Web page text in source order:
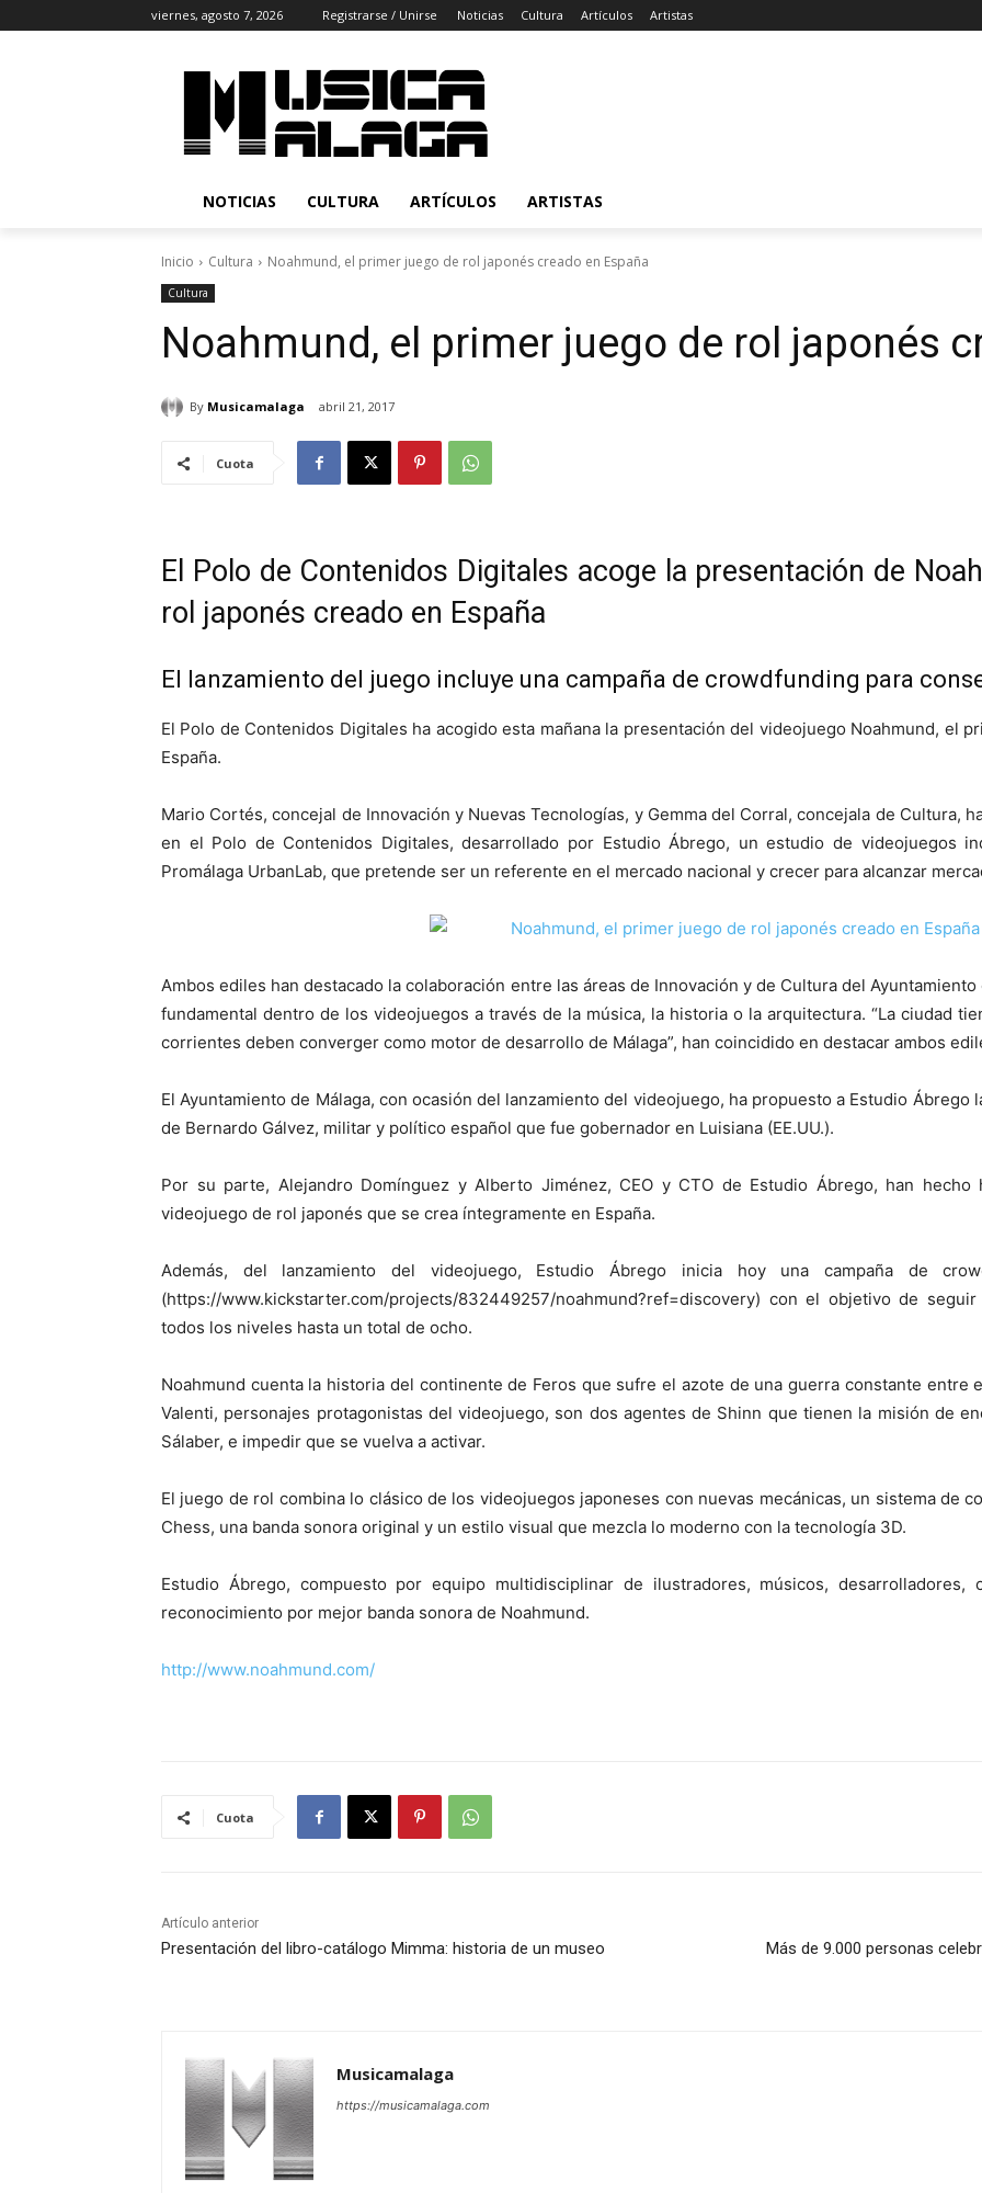
viernes, agosto 7, 2026 Registrarse / Unirse Noticias Cultura Artículos Artistas
NOTICIAS CULTURA ARTÍCULOS ARTISTAS
Inicio Cultura Noahmund, el primer juego de rol japonés creado en España
Cultura
Noahmund, el primer juego de rol japonés
By Musicamalaga abril 21, 2017
Cuota
El Polo de Contenidos Digitales acoge la presentación de
rol japonés creado en España
El lanzamiento del juego incluye una campaña de crowdfunding para
El Polo de Contenidos Digitales ha acogido esta mañana la presentación del videojuego Noahmund, el
España.
Mario Cortés, concejal de Innovación y Nuevas Tecnologías, y Gemma del Corral, concejala de Cultura,
en el Polo de Contenidos Digitales, desarrollado por Estudio Ábrego, un estudio de videojuegos
Promálaga UrbanLab, que pretende ser un referente en el mercado nacional y crecer para alcanzar
Ambos ediles han destacado la colaboración entre las áreas de Innovación y de Cultura del
fundamental dentro de los videojuegos a través de la música, la historia o la arquitectura. “La ciudad
corrientes deben converger como motor de desarrollo de Málaga”, han coincidido en destacar ambos
El Ayuntamiento de Málaga, con ocasión del lanzamiento del videojuego, ha propuesto a Estudio
de Bernardo Gálvez, militar y político español que fue gobernador en Luisiana (EE.UU.).
Por su parte, Alejandro Domínguez y Alberto Jiménez, CEO y CTO de Estudio Ábrego, han
videojuego de rol japonés que se crea íntegramente en España.
Además, del lanzamiento del videojuego, Estudio Ábrego inicia hoy una campaña de
(https://www.kickstarter.com/projects/832449257/noahmund?ref=discovery) con el objetivo de
todos los niveles hasta un total de ocho.
Noahmund cuenta la historia del continente de Feros que sufre el azote de una guerra constante entre
Valenti, personajes protagonistas del videojuego, son dos agentes de Shinn que tienen la misión de
Sálaber, e impedir que se vuelva a activar.
El juego de rol combina lo clásico de los videojuegos japoneses con nuevas mecánicas, un sistema de
Chess, una banda sonora original y un estilo visual que mezcla lo moderno con la tecnología 3D.
Estudio Ábrego, compuesto por equipo multidisciplinar de ilustradores, músicos,
reconocimiento por mejor banda sonora de Noahmund.
http://www.noahmund.com/
Cuota
Artículo anterior
Presentación del libro-catálogo Mimma: historia de un museo Más de 9.000 personas
Musicamalaga
https://musicamalaga.com